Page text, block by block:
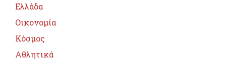
Ελλάδα
Οικονομία
Κόσμος
Αθλητικά